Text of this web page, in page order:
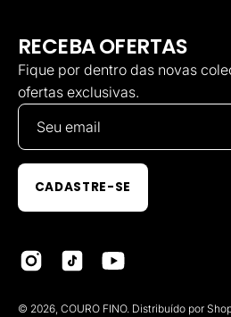
RECEBA OFERTAS
Fique por dentro das novas
ofertas exclusivas.
CADASTRE-SE
© 2026, COURO FINO. Distribuído por